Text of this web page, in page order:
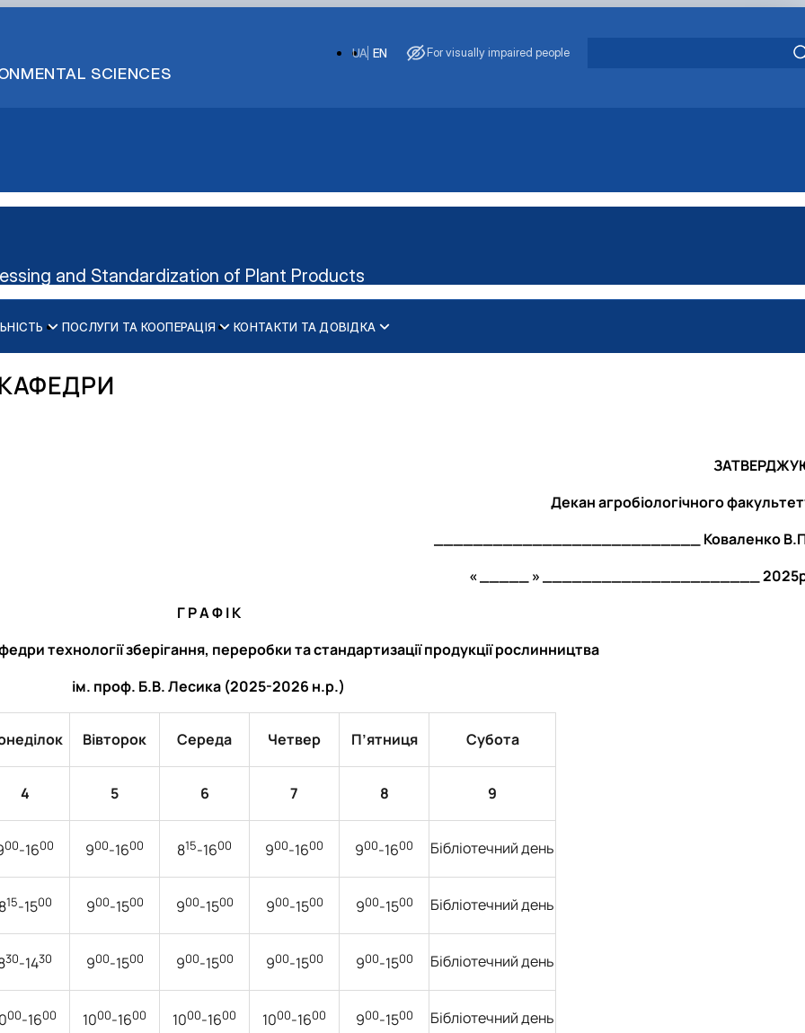
SCIENCES
EN
UA For visually impaired people
and Standardization of Plant Products
технології виробництва, л…
Керівництво гуртка
ПОСЛУГИ ТА КООПЕРАЦІЯ КОНТАКТИ ТА ДОВІДКА
Декан агробіологічного
___________________________ Коваленко
« _____ » ______________________
Г Р А Ф І К
технології зберігання, переробки та стандартизації продукції рослинництва
ім. проф. Б.В. Лесика (2025-2026 н.р.)
Вівторок Середа Четвер П’ятниця Субота
4 5 6 7 8 9
00-1600 900-1600 815-1600 900-1600 900-1600 Бібліотечний день
815-1500 900-1500 900-1500 900-1500 900-1500 Бібліотечний день
30-1430 900-1500 900-1500 900-1500 900-1500 Бібліотечний день
00-1600 1000-1600 1000-1600 1000-1600 900-1500 Бібліотечний день